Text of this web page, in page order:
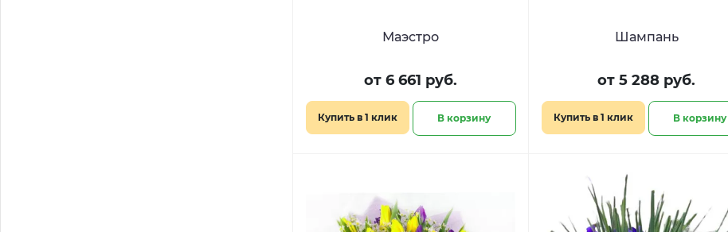
Маэстро
от 6 661 руб.
Купить в 1 клик В корзину
Шампань
от 5 288 руб.
Купить в 1 клик В корзину